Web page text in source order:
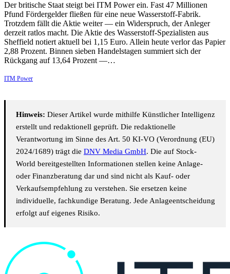
Der britische Staat steigt bei ITM Power ein. Fast 47 Millionen
Pfund Fördergelder fließen für eine neue Wasserstoff-Fabrik.
Trotzdem fällt die Aktie weiter — ein Widerspruch, der Anleger
derzeit ratlos macht. Die Aktie des Wasserstoff-Spezialisten aus
Sheffield notiert aktuell bei 1,15 Euro. Allein heute verlor das Papier
2,88 Prozent. Binnen sieben Handelstagen summiert sich der
Rückgang auf 13,64 Prozent —…
ITM Power
Hinweis: Dieser Artikel wurde mithilfe Künstlicher Intelligenz
erstellt und redaktionell geprüft. Die redaktionelle
Verantwortung im Sinne des Art. 50 KI-VO (Verordnung (EU)
2024/1689) trägt die DNV Media GmbH. Die auf Stock-
World bereitgestellten Informationen stellen keine Anlage-
oder Finanzberatung dar und sind nicht als Kauf- oder
Verkaufsempfehlung zu verstehen. Sie ersetzen keine
individuelle, fachkundige Beratung. Jede Anlageentscheidung
erfolgt auf eigenes Risiko.